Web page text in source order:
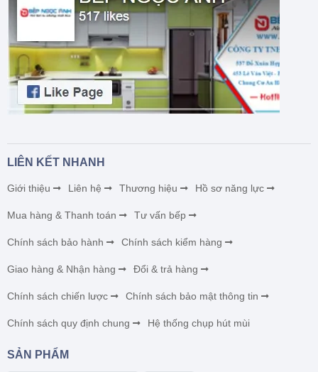
LIÊN KẾT NHANH
Giới thiệu Liên hệ Thương hiệu Hồ sơ năng lực
Mua hàng & Thanh toán Tư vấn bếp
Chính sách bảo hành Chính sách kiểm hàng
Giao hàng & Nhận hàng Đổi & trả hàng
Chính sách chiến lược Chính sách bảo mật thông tin
Chính sách quy định chung Hệ thống chụp hút mùi
SẢN PHẨM